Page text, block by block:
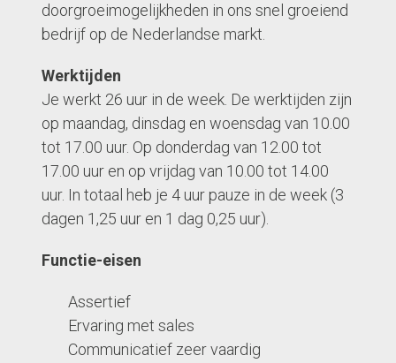
doorgroeimogelijkheden in ons snel groeiend
bedrijf op de Nederlandse markt.
Werktijden
Je werkt 26 uur in de week. De werktijden zijn
op maandag, dinsdag en woensdag van 10.00
tot 17.00 uur. Op donderdag van 12.00 tot
17.00 uur en op vrijdag van 10.00 tot 14.00
uur. In totaal heb je 4 uur pauze in de week (3
dagen 1,25 uur en 1 dag 0,25 uur).
Functie-eisen
Assertief
Ervaring met sales
Communicatief zeer vaardig